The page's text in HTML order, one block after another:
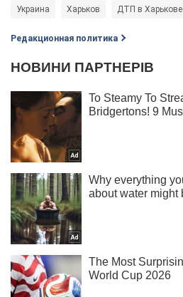
Украина Харьков ДТП в Харькове
Редакционная политика